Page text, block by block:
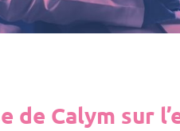
de Calym sur